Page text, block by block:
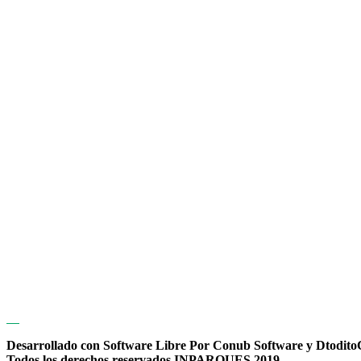
Desarrollado con Software Libre Por Conub Software y